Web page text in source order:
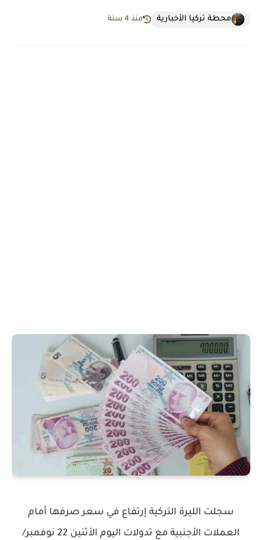
محطة تركيا الأخبارية منذ 4 سنة
سجلت الليرة التركية إرتفاع في سعر صرفها أمام
العملات الأجنبية مع تدولات اليوم الأثنين 22 نوفمبر/